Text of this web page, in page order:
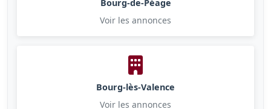
Bourg-de-Péage
Voir les annonces
Bourg-lès-Valence
Voir les annonces